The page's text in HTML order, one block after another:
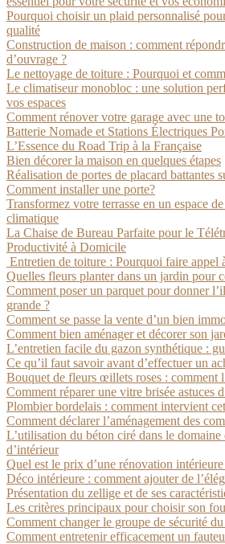
Pourquoi choisir un plaid personnalisé
qualité
Construction de maison : comment
d’ouvrage ?
Le nettoyage de toiture : Pourquoi et
Le climatiseur monobloc : une solution
vos espaces
Comment rénover votre garage avec une
Batterie Nomade et Stations Électriques
L’Essence du Road Trip à la Française
Bien décorer la maison en quelques étapes
Réalisation de portes de placard battantes
Comment installer une porte?
Transformez votre terrasse en un espace
climatique
La Chaise de Bureau Parfaite pour le
Productivité à Domicile
Entretien de toiture : Pourquoi faire appel
Quelles fleurs planter dans un jardin pour
Comment poser un parquet pour donner
grande ?
Comment se passe la vente d’un bien
Comment bien aménager et décorer son
L’entretien facile du gazon synthétique :
Ce qu’il faut savoir avant d’effectuer un
Bouquet de fleurs œillets roses : comment
Comment réparer une vitre brisée astuces
Plombier bordelais : comment intervient
Comment déclarer l’aménagement des
L’utilisation du béton ciré dans le domaine
d’intérieur
Quel est le prix d’une rénovation intérieure
Déco intérieure : comment ajouter de
Présentation du zellige et de ses
Les critères principaux pour choisir son
Comment changer le groupe de sécurité
Comment entretenir efficacement un